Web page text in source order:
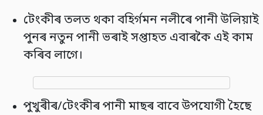
টেংকীৰ তলত থকা বহিৰ্গমন নলীৰে পানী উলিয়াই
পুনৰ নতুন পানী ভৰাই সপ্তাহত এবাৰকৈ এই কাম
কৰিব লাগে।
পুখুৰীৰ/টেংকীৰ পানী মাছৰ বাবে উপযোগী হৈছে